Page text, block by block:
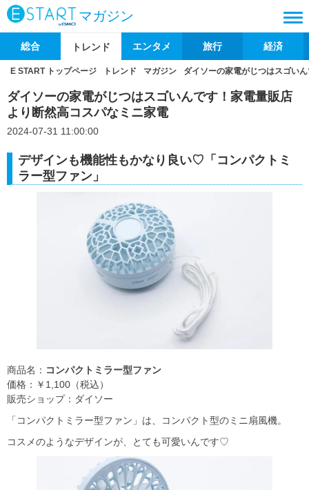
マガジン
総合 トレンド エンタメ 旅行 経済
E START トップページ トレンド マガジン ダイソーの家電がじつはスゴい
ダイソーの家電がじつはスゴいんです！家電量販店
より断然高コスパなミニ家電
2024-07-31 11:00:00
デザインも機能性もかなり良い♡「コンパクトミ
ラー型ファン」
商品名： コンパクトミラー型ファン
価格：￥1,100（税込）
販売ショップ：ダイソー
「コンパクトミラー型ファン」は、コンパクト型のミニ扇風機。
コスメのようなデザインが、とても可愛いんです♡